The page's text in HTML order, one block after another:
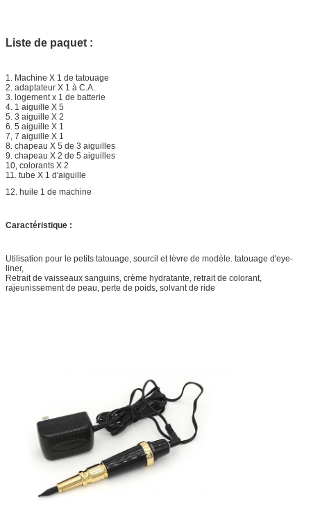
Liste de paquet :
1. Machine X 1 de tatouage
2. adaptateur X 1 à C.A.
3. logement x 1 de batterie
4. 1 aiguille X 5
5. 3 aiguille X 2
6. 5 aiguille X 1
7, 7 aiguille X 1
8. chapeau X 5 de 3 aiguilles
9. chapeau X 2 de 5 aiguilles
10, colorants X 2
11. tube X 1 d'aiguille
12. huile 1 de machine
Caractéristique :
Utilisation pour le petits tatouage, sourcil et lèvre de modèle. tatouage d'eye-
liner,
Retrait de vaisseaux sanguins, crème hydratante, retrait de colorant,
rajeunissement de peau, perte de poids, solvant de ride